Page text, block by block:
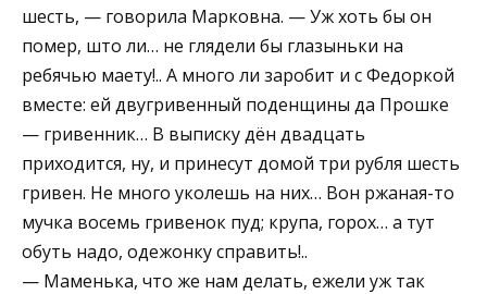
шесть, — говорила Марковна. — Уж хоть бы он
помер, што ли… не глядели бы глазыньки на
ребячью маету!.. А много ли заробит и с Федоркой
вместе: ей двугривенный поденщины да Прошке
— гривенник… В выписку дён двадцать
приходится, ну, и принесут домой три рубля шесть
гривен. Не много уколешь на них… Вон ржаная-то
мучка восемь гривенок пуд; крупа, горох… а тут
обуть надо, одежонку справить!..
— Маменька, что же нам делать, ежели уж так